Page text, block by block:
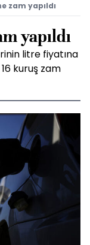
zam yapıldı
yapıldı
litre fiyatına
kuruş zam